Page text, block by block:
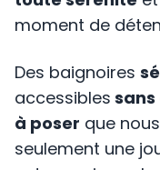
moment de
Des baignoires
accessibles
à poser que
seulement une